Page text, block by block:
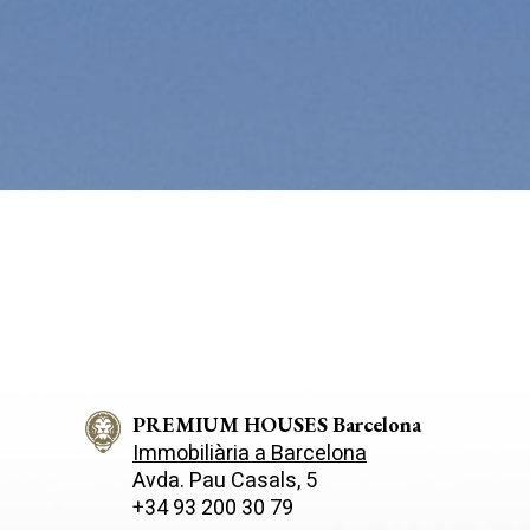
PREMIUM HOUSES Barcelona
Immobiliària a Barcelona
Avda. Pau Casals, 5
+34 93 200 30 79